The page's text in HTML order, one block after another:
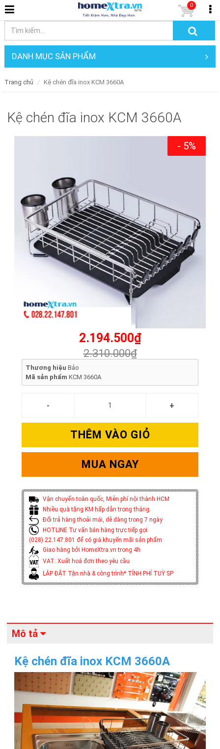
0
DANH MỤC SẢN PHẨM
Trang chủ Kệ chén đĩa inox KCM 3660A
Kệ chén đĩa inox KCM 3660A
- 5%
2.194.500₫
2.310.000₫
Thương hiệu Bảo
Mã sản phẩm KCM 3660A
THÊM VÀO GIỎ
MUA NGAY
Vận chuyển toàn quốc, Miễn phí nội thành HCM
Nhiều quà tặng KM hấp dẫn trong tháng.
Đổi trả hàng thoải mái, dễ dàng trong 7 ngày
HOTLINE Tư vấn bán hàng trực tiếp gọi
(028).22.147.801 để có giá khuyến mãi sản phẩm
Giao hàng bởi HomeXtra.vn trong 4h
VAT: Xuất hoá đơn theo yêu cầu
LẮP ĐẶT Tận nhà & công trình* TÍNH PHÍ TUỲ SP
Mô tả
Kệ chén đĩa inox KCM 3660A